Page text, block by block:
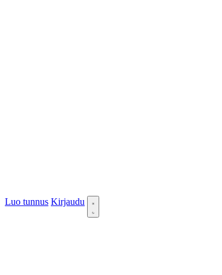
Luo tunnus Kirjaudu